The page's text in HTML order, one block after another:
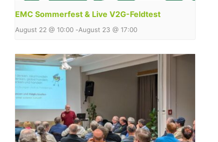
EMC Sommerfest & Live V2G-Feldtest
August 22 @ 10:00 -August 23 @ 17:00